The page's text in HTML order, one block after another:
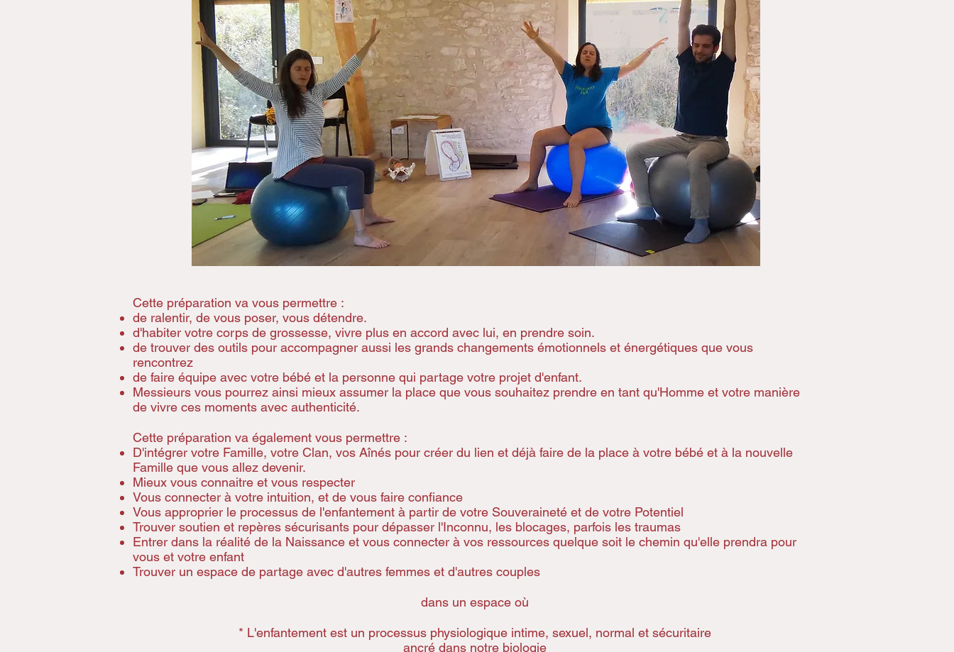
Cette préparation va vous permettre :
de ralentir, de vous poser, vous détendre.
d'habiter votre corps de grossesse, vivre plus en accord avec lui, en prendre soin.​
de trouver des outils pour accompagner aussi les grands changements émotionnels et énergétiques que vous
rencontrez
de faire équipe avec votre bébé et la personne qui partage votre projet d'enfant.
Messieurs vous pourrez ainsi mieux assumer la place que vous souhaitez prendre en tant qu'Homme et votre manière
de vivre ces moments avec authenticité.
Cette préparation va également vous permettre :
D'intégrer votre Famille, votre Clan, vos Aînés pour créer du lien et déjà faire de la place à votre bébé et à la nouvelle
Famille que vous allez devenir.
Mieux vous connaitre et vous respecter
Vous connecter à votre intuition, et de vous faire confiance
​Vous approprier le processus de l'enfantement à partir de votre Souveraineté et de votre Potentiel
​Trouver soutien et repères sécurisants pour dépasser l'Inconnu, les blocages, parfois les traumas
Entrer dans la réalité de la Naissance et vous connecter à vos ressources quelque soit le chemin qu'elle prendra pour
vous et votre enfant
​Trouver un espace de partage avec d'autres femmes et d'autres couples
dans un espace où
* L'enfantement est un processus physiologique intime, sexuel, normal et sécuritaire
ancré dans notre biologie